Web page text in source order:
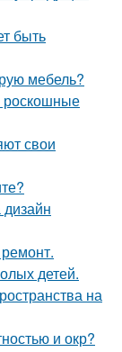
быть
мебель?
роскошные
свои
дизайн
детей.
на
и окр?